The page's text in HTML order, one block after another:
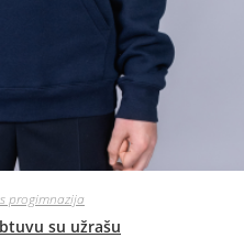
progimnazija
su užrašu